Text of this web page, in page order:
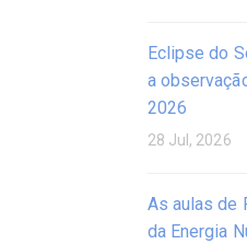
Eclipse do
a
2026
28 Jul, 2026
As aulas de
da Energia